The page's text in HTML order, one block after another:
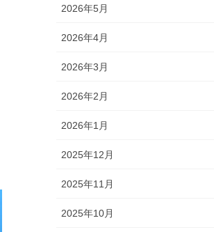
2026年5月
2026年4月
2026年3月
2026年2月
2026年1月
2025年12月
2025年11月
2025年10月